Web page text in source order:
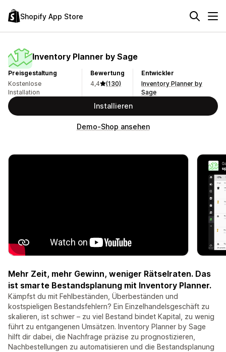
Shopify App Store
Inventory Planner by Sage
Preisgestaltung
Kostenlose
Installation
Bewertung
4,4
(130)
Entwickler
Inventory Planner by
Sage
Installieren
Demo-Shop ansehen
Mehr Zeit, mehr Gewinn, weniger Rätselraten. Das
ist smarte Bestandsplanung mit Inventory Planner.
Kämpfst du mit Fehlbeständen, Überbeständen und
kostspieligen Bestandsfehlern? Ein Einzelhandelsgeschäft zu
skalieren, ist schwer – zu viel Bestand bindet Kapital, zu wenig
führt zu entgangenen Umsätzen. Inventory Planner by Sage
hilft dir dabei, die Nachfrage präzise zu prognostizieren,
Nachbestellungen zu automatisieren und die Bestandsplanung